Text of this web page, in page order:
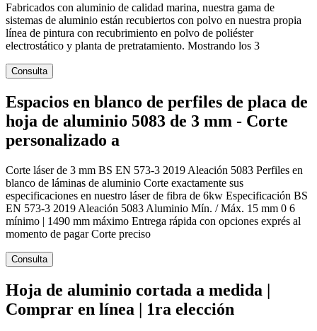
Fabricados con aluminio de calidad marina, nuestra gama de
sistemas de aluminio están recubiertos con polvo en nuestra propia
línea de pintura con recubrimiento en polvo de poliéster
electrostático y planta de pretratamiento. Mostrando los 3
Consulta
Espacios en blanco de perfiles de placa de
hoja de aluminio 5083 de 3 mm - Corte
personalizado a
Corte láser de 3 mm BS EN 573-3 2019 Aleación 5083 Perfiles en
blanco de láminas de aluminio Corte exactamente sus
especificaciones en nuestro láser de fibra de 6kw Especificación BS
EN 573-3 2019 Aleación 5083 Aluminio Mín. / Máx. 15 mm 0 6
mínimo | 1490 mm máximo Entrega rápida con opciones exprés al
momento de pagar Corte preciso
Consulta
Hoja de aluminio cortada a medida |
Comprar en línea | 1ra elección